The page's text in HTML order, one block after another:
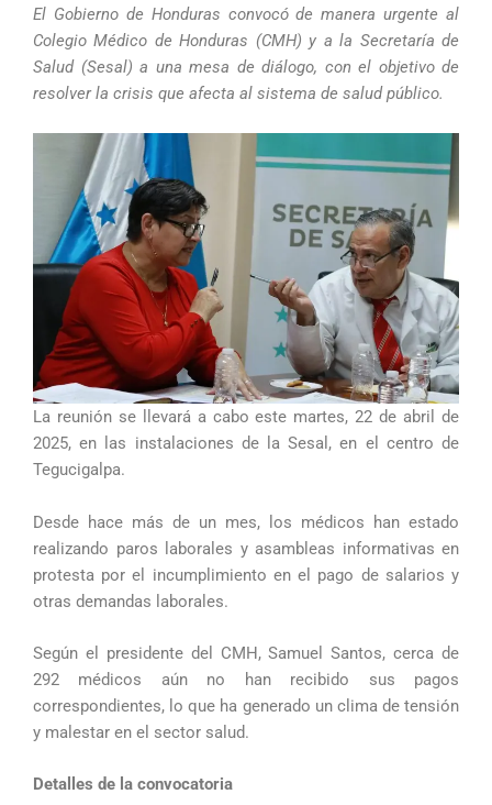
El Gobierno de Honduras convocó de manera urgente al
Colegio Médico de Honduras (CMH) y a la Secretaría de
Salud (Sesal) a una mesa de diálogo, con el objetivo de
resolver la crisis que afecta al sistema de salud público.
La reunión se llevará a cabo este martes, 22 de abril de
2025, en las instalaciones de la Sesal, en el centro de
Tegucigalpa.
Desde hace más de un mes, los médicos han estado
realizando paros laborales y asambleas informativas en
protesta por el incumplimiento en el pago de salarios y
otras demandas laborales.
Según el presidente del CMH, Samuel Santos, cerca de
292 médicos aún no han recibido sus pagos
correspondientes, lo que ha generado un clima de tensión
y malestar en el sector salud.
Detalles de la convocatoria